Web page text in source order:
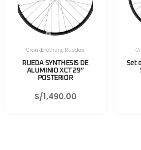
Crankbrothers, Ruedas
RUEDA SYNTHESIS DE
ALUMINIO XCT 29″
POSTERIOR
S/1,490.00
Set